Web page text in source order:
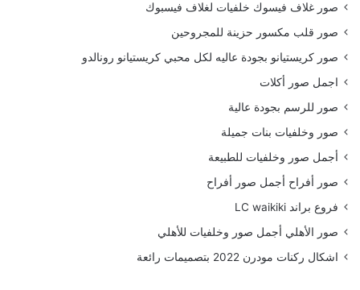
صور غلاف فيسوك خلفيات لغلاف فيسبوك
صور قلب مكسور حزينة للمجروحين
صور كريستيانو بجودة عاليه لكل محبي كريستيانو رونالدو
اجمل صور أكلات
صور للرسم بجودة عالية
صور وخلفيات بنات جميلة
أجمل صور وخلفيات للطبيعة
صور أفراح أجمل صور أفراح
فروع براند LC waikiki
صور الأهلي أجمل صور وخلفيات للأهلي
اشكال ركنات مودرن 2022 بتصميمات رائعة